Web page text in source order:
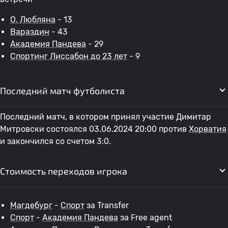
О. Любляна - 13
Вараздин - 43
Академия Пандева - 29
Спортинг Лиссабон до 23 лет - 9
Последний матч футболиста
Последний матч, в котором принял участие Димитар
Митровски состоялся 03.06.2024 20:00 против Хорватия
и закончился со счетом 3:0.
Стоимость переходов игрока
Магдебург - Спорт за Transfer
Спорт - Академия Пандева за Free agent